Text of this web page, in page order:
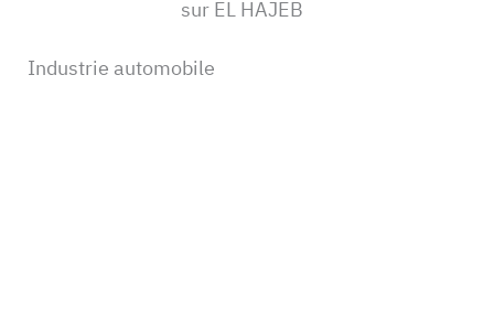
sur EL HAJEB
Industrie automobile